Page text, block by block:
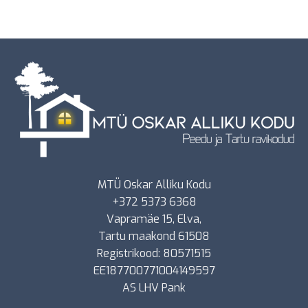
MTÜ Oskar Alliku Kodu
+372 5373 6368
Vapramäe 15, Elva,
Tartu maakond 61508
Registrikood: 80571515
EE187700771004149597
AS LHV Pank